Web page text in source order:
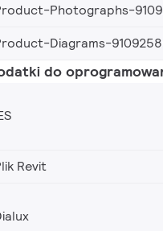
Photographs-
Diagrams-
do
Revit